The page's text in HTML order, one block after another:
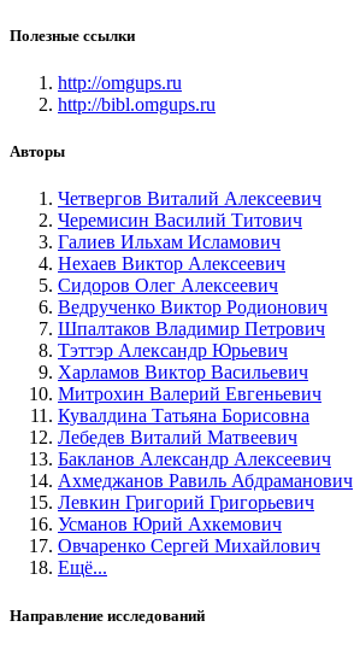
Полезные ссылки
http://omgups.ru
http://bibl.omgups.ru
Авторы
Четвергов Виталий Алексеевич
Черемисин Василий Титович
Галиев Ильхам Исламович
Нехаев Виктор Алексеевич
Сидоров Олег Алексеевич
Ведрученко Виктор Родионович
Шпалтаков Владимир Петрович
Тэттэр Александр Юрьевич
Харламов Виктор Васильевич
Митрохин Валерий Евгеньевич
Кувалдина Татьяна Борисовна
Лебедев Виталий Матвеевич
Бакланов Александр Алексеевич
Ахмеджанов Равиль Абдраманович
Левкин Григорий Григорьевич
Усманов Юрий Ахкемович
Овчаренко Сергей Михайлович
Ещё...
Направление исследований